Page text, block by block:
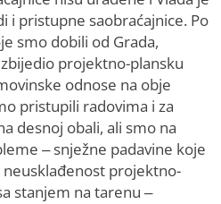
i pristupne saobraćajnice. Po
smo dobili od Grada,
projektno-plansku
odnose na obje
pristupili radovima i za
desnoj obali, ali smo na
– snježne padavine koje
projektno-
stanjem na tarenu –